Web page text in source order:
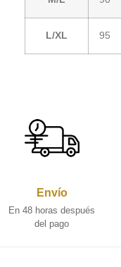
L/XL 95
Envío
En 48 horas después
del pago